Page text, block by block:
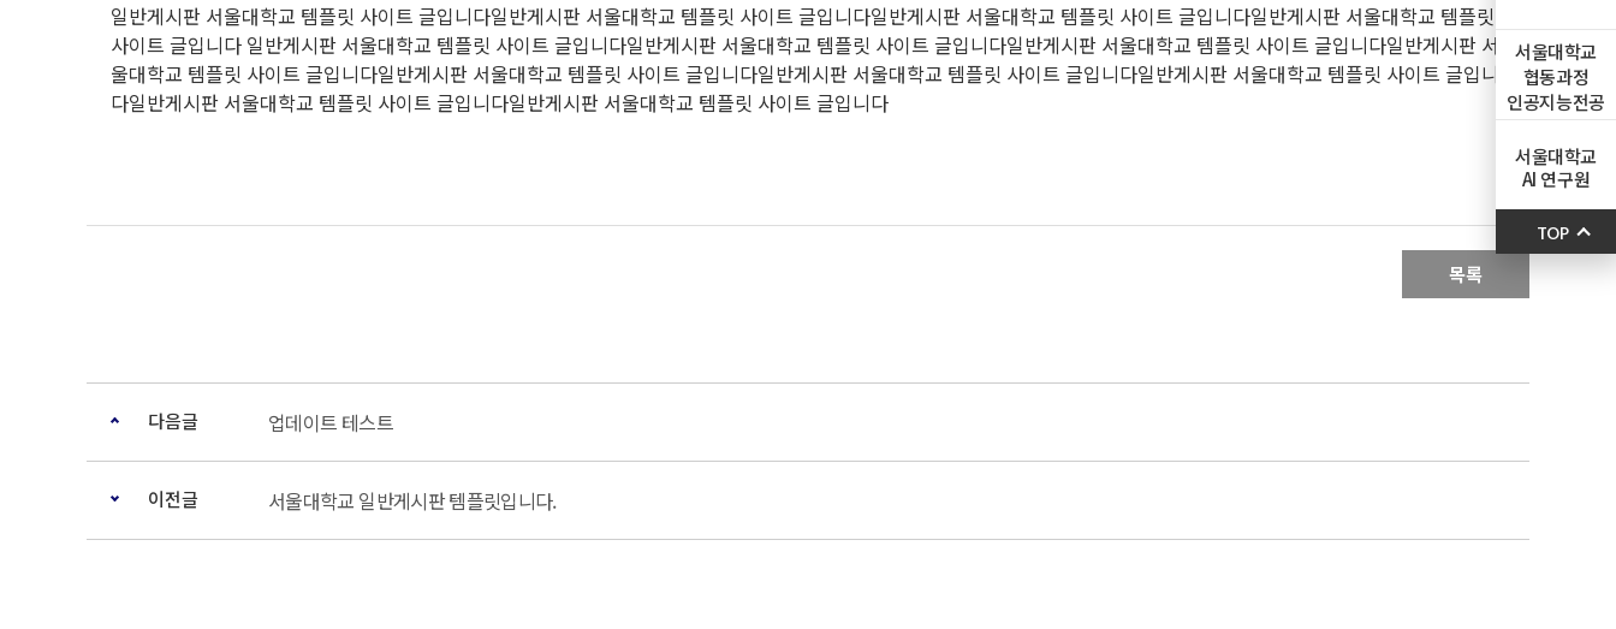
일반게시판 서울대학교 템플릿 사이트 글입니다일반게시판 서울대학교 템플릿 사이트 글입니다일반게시판 서울대학교 템플릿 사이트 글입니다일반게시판 서울대학교 템플릿
사이트 글입니다 일반게시판 서울대학교 템플릿 사이트 글입니다일반게시판 서울대학교 템플릿 사이트 글입니다일반게시판 서울대학교 템플릿 사이트 글입니다일반게시판 서
울대학교 템플릿 사이트 글입니다일반게시판 서울대학교 템플릿 사이트 글입니다일반게시판 서울대학교 템플릿 사이트 글입니다일반게시판 서울대학교 템플릿 사이트 글입니
다일반게시판 서울대학교 템플릿 사이트 글입니다일반게시판 서울대학교 템플릿 사이트 글입니다
목록
다음글 업데이트 테스트
이전글 서울대학교 일반게시판 템플릿입니다.
서울대학교
협동과정
인공지능전공
서울대학교
AI 연구원
TOP